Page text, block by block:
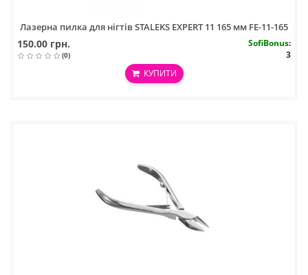
Лазерна пилка для нігтів STALEKS EXPERT 11 165 мм FE-11-165
150.00 грн.
(0)
SofiBonus:
3
КУПИТИ